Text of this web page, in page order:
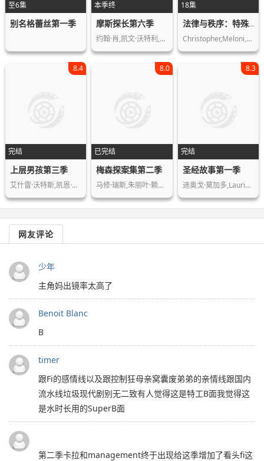
至6集
别名格蕾丝第一季
本季终
摩斯探长第六季
约翰·肖,凯文·沃特利,乔安娜·大卫,…
18集
法律与秩序：特殊受害者第十季
Christopher,Meloni,理查德·贝尔泽,艾斯-T,Ice-…
完结
8.4
上层男孩第三季
艾什雷·沃特斯,凯恩·鲁宾逊,米歇尔·…
已完结
8.0
梅森探案集第二季
马修·瑞斯,朱丽叶·赖伦斯,克里斯·乔…
完结
8.3
圣经故事第一季
迪奥戈·莫加多,Laurie,Calvert,…
网友评论
少年
主角妈出镜率太高了
Benoit Blanc
B
timer
跟Fi的感情线以及跟控制狂母亲窝囊废弟弟的亲情线跟国内
流水线垃圾现代剧别无二致有人觉得这是特工B面我觉得这
是水时长用的SuperB面
第二季卡拉和management终于出现给这季增加了看头fi这